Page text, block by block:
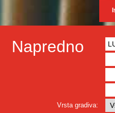
Napredno
Vrsta gradiva: